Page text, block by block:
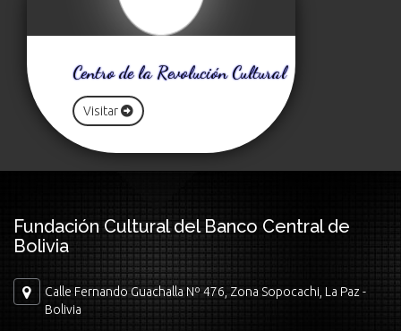
Centro de la Revolución Cultural
Visitar
Fundación Cultural del Banco Central de
Bolivia
Calle Fernando Guachalla Nº 476, Zona Sopocachi, La Paz -
Bolivia